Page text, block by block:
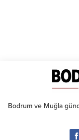
Bodrum ve Muğla